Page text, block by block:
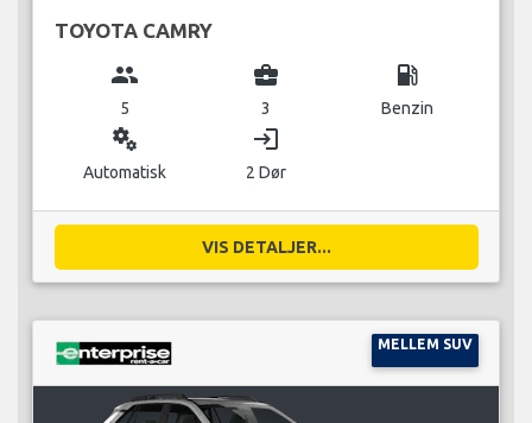
TOYOTA CAMRY
group
5
business_center
3
local_gas_station
Benzin
miscellaneous_services
Automatisk
login
2 Dør
VIS DETALJER...
MELLEM SUV